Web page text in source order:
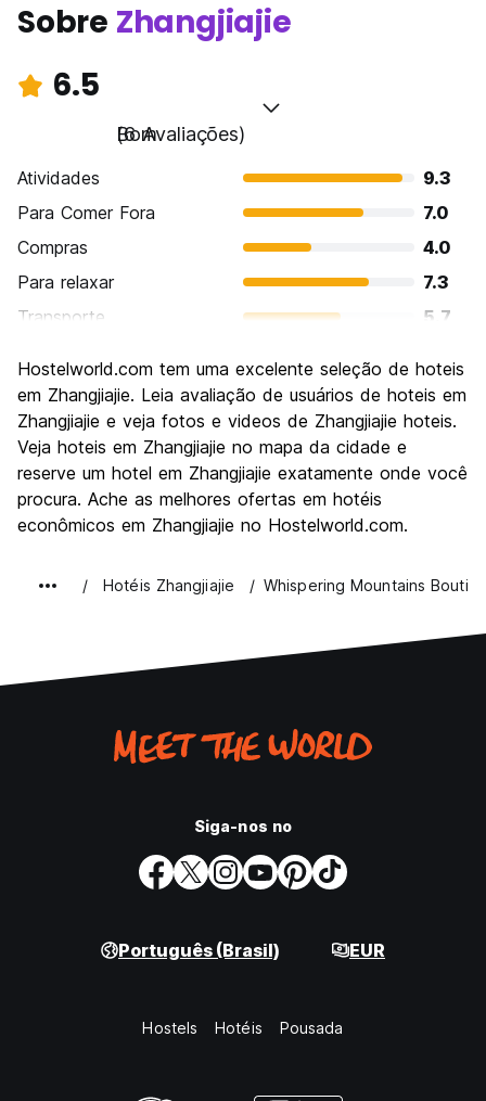
Sobre Zhangjiajie
6.5
Bom
(6 Avaliações)
Atividades
9.3
Para Comer Fora
7.0
Compras
4.0
Para relaxar
7.3
Transporte
5.7
Cultura
6.3
Festas / vida noturna
3.7
Custo-beneficio
Hostelworld.com tem uma excelente seleção de hoteis
em Zhangjiajie. Leia avaliação de usuários de hoteis em
Zhangjiajie e veja fotos e videos de Zhangjiajie hoteis.
Veja hoteis em Zhangjiajie no mapa da cidade e
reserve um hotel em Zhangjiajie exatamente onde você
procura. Ache as melhores ofertas em hotéis
econômicos em Zhangjiajie no Hostelworld.com.
Hotéis Zhangjiajie Whispering Mountains
Siga-nos no
Português (Brasil) EUR
Hostels Hotéis Pousada